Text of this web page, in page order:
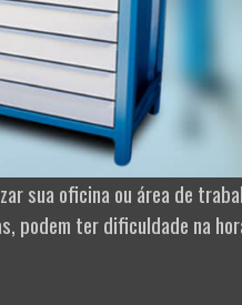
sua oficina ou área de
podem ter dificuldade na